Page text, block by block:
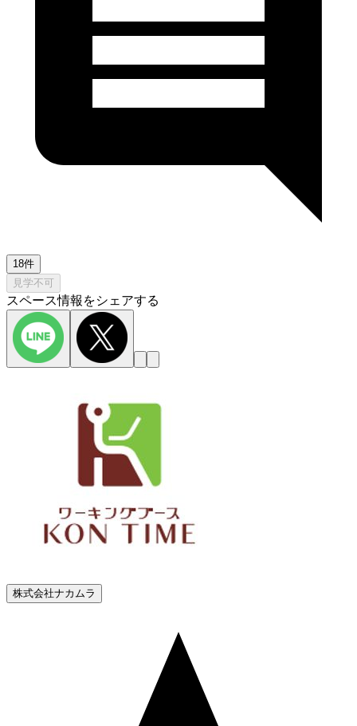
18件
見学不可
スペース情報をシェアする
株式会社ナカムラ